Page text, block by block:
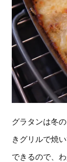
グラタンは冬
きグリルで焼
できるので、